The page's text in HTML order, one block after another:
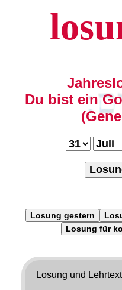
Du bist ein
Losung gestern
Losung für
Losung und